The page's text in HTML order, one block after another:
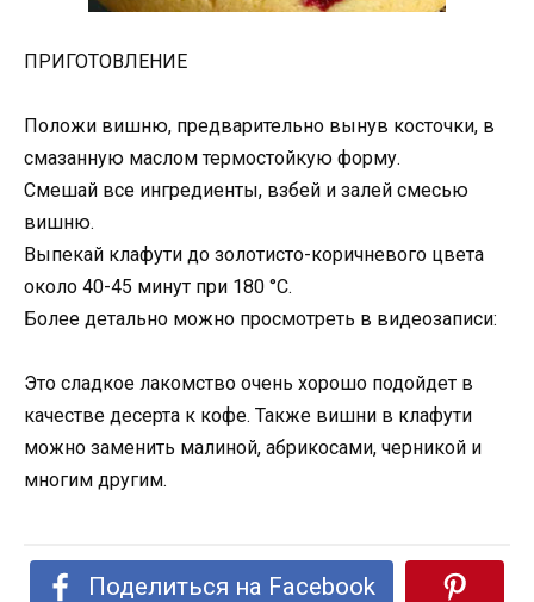
ПРИГОТОВЛЕНИЕ
Положи вишню, предварительно вынув косточки, в
смазанную маслом термостойкую форму.
Смешай все ингредиенты, взбей и залей смесью
вишню.
Выпекай клафути до золотисто-коричневого цвета
около 40-45 минут при 180 °С.
Более детально можно просмотреть в видеозаписи:
Это сладкое лакомство очень хорошо подойдет в
качестве десерта к кофе. Также вишни в клафути
можно заменить малиной, абрикосами, черникой и
многим другим.
Поделиться на Facebook